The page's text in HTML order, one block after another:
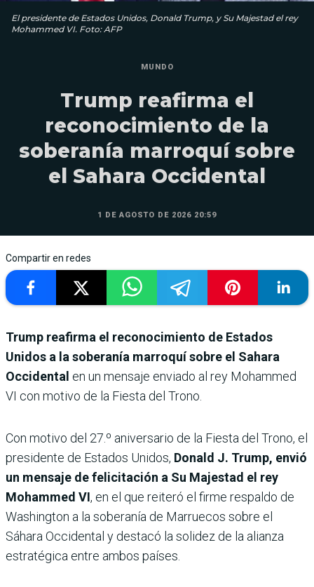
El presidente de Estados Unidos, Donald Trump, y Su Majestad el rey
Mohammed VI. Foto: AFP
MUNDO
Trump reafirma el
reconocimiento de la
soberanía marroquí sobre
el Sahara Occidental
1 DE AGOSTO DE 2026 20:59
Compartir en redes
Trump reafirma el reconocimiento de Estados
Unidos a la soberanía marroquí sobre el Sahara
Occidental en un mensaje enviado al rey Mohammed
VI con motivo de la Fiesta del Trono.
Con motivo del 27.º aniversario de la Fiesta del Trono, el
presidente de Estados Unidos, Donald J. Trump, envió
un mensaje de felicitación a Su Majestad el rey
Mohammed VI, en el que reiteró el firme respaldo de
Washington a la soberanía de Marruecos sobre el
Sáhara Occidental y destacó la solidez de la alianza
estratégica entre ambos países.